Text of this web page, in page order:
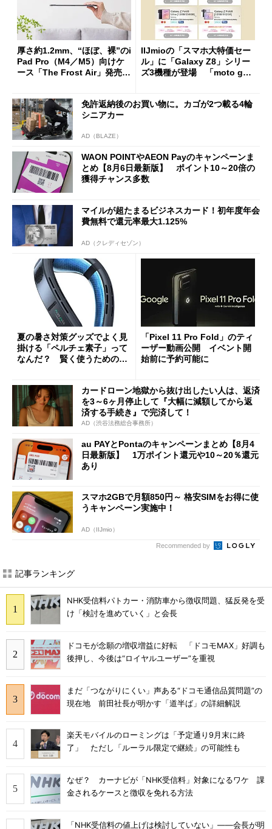
厚さ約1.2mm、“ほぼ、裸”のi
Pad Pro（M4／M5）向けケ
ース「The Frost Air」発売
IIJmioの「スマホ大特価セー
ル」に「Galaxy Z8」シリー
ズ3機種が登場 「moto g37
免許返納後のお買い物に。カゴが2つ載る4輪
シニアカー
AD（BLAZE）
WAON POINTやAEON Payのキャンペーンま
とめ【8月6日最新版】 ポイント10～20倍の
獲得チャンス多数
マイルが超たまるビジネスカード！初年度年会
費無料で還元率最大1.125%
AD（クレディセゾン）
夏の暑さ対策グッズでよく見
掛ける「ペルチェ素子」って
なんだ？ 賢く使うための注
「Pixel 11 Pro Fold」のティ
ーザー動画公開 イベント開
始前に予約可能に
カードローン地獄から抜け出したい人は、返済
を3～6ヶ月停止して『大幅に減額してから返
済する手続き』で完済して！
AD（渋谷法務総合事務所）
au PAYとPontaのキャンペーンまとめ【8月4
日最新版】 1万ポイント還元や10～20％還元
あり
スマホ2GBで月額850円～ 格安SIMをお得に使
うキャンペーン実施中！
AD（IIJmio）
Recommended by
記事ランキング
NHK受信料パトカー・消防車から徴収問題、猛反発を受
け「検討を進めていく」と会長
ドコモが念願の増収増益に好転 「ドコモMAX」好調も
後押し、今後は“ロイヤルユーザー”を重視
まだ「つながりにくい」声ある“ドコモ通信品質問題”の
現在地 前田社長が明かす「道半ば」の詳細解説
楽天モバイルのローミングは「予定通り9月末に終
了」 ただし「ルーラル限定で継続」の可能性も
なぜ？ カーナビが「NHK受信料」対象になるワケ 課
金されるケースと徴収を免れる方法
「NHK受信料の値上げは検討していない」――会長が明